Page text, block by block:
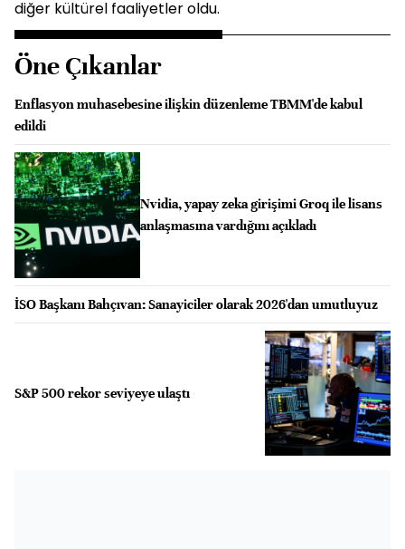
diğer kültürel faaliyetler oldu.
Öne Çıkanlar
Enflasyon muhasebesine ilişkin düzenleme TBMM'de kabul
edildi
Nvidia, yapay zeka girişimi Groq ile lisans
anlaşmasına vardığını açıkladı
İSO Başkanı Bahçıvan: Sanayiciler olarak 2026'dan umutluyuz
S&P 500 rekor seviyeye ulaştı